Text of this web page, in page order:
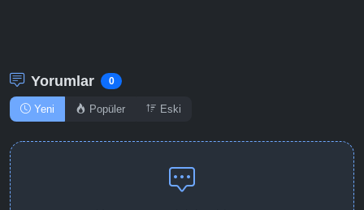
Yorumlar 0
Yeni Popüler Eski